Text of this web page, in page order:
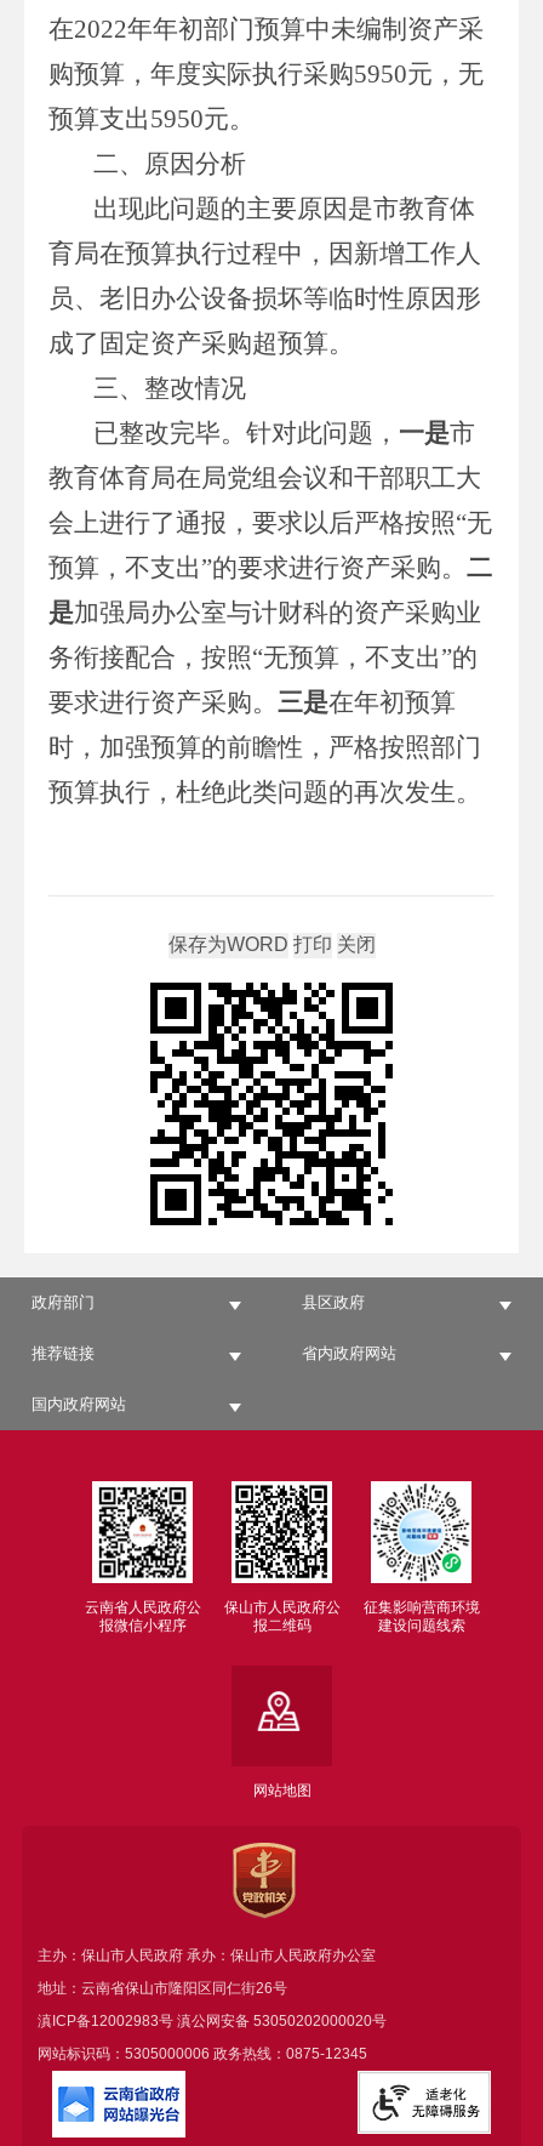
在2022年年初部门预算中未编制资产采
购预算，年度实际执行采购5950元，无
预算支出5950元。
二、原因分析
出现此问题的主要原因是市教育体
育局在预算执行过程中，因新增工作人
员、老旧办公设备损坏等临时性原因形
成了固定资产采购超预算。
三、整改情况
已整改完毕。针对此问题， 一是市
教育体育局在局党组会议和干部职工大
会上进行了通报，要求以后严格按照“无
预算，不支出”的要求进行资产采购。 二
是加强局办公室与计财科的资产采购业
务衔接配合，按照“无预算，不支出”的
要求进行资产采购。 三是在年初预算
时，加强预算的前瞻性，严格按照部门
预算执行，杜绝此类问题的再次发生。
政府部门 县区政府
推荐链接 省内政府网站
国内政府网站
云南省人民政府公
报微信小程序
保山市人民政府公
报二维码
征集影响营商环境
建设问题线索
网站地图
主办：保山市人民政府 承办：保山市人民政府办公室
地址：云南省保山市隆阳区同仁街26号
滇ICP备12002983号滇公网安备 53050202000020号
网站标识码：5305000006 政务热线：0875-12345